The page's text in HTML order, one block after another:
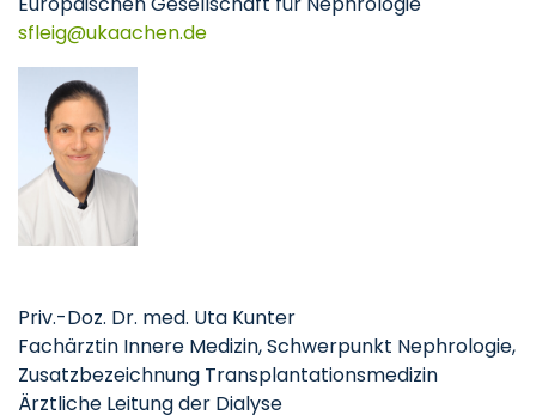
sfleig
ukaachende
Priv.-Doz. Dr. med. Uta Kunter
Fachärztin Innere Medizin, Schwerpunkt Nephrologie,
Zusatzbezeichnung Transplantationsmedizin
Ärztliche Leitung der Dialyse